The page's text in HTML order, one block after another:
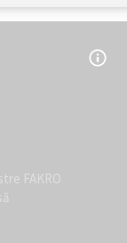
FAKRO